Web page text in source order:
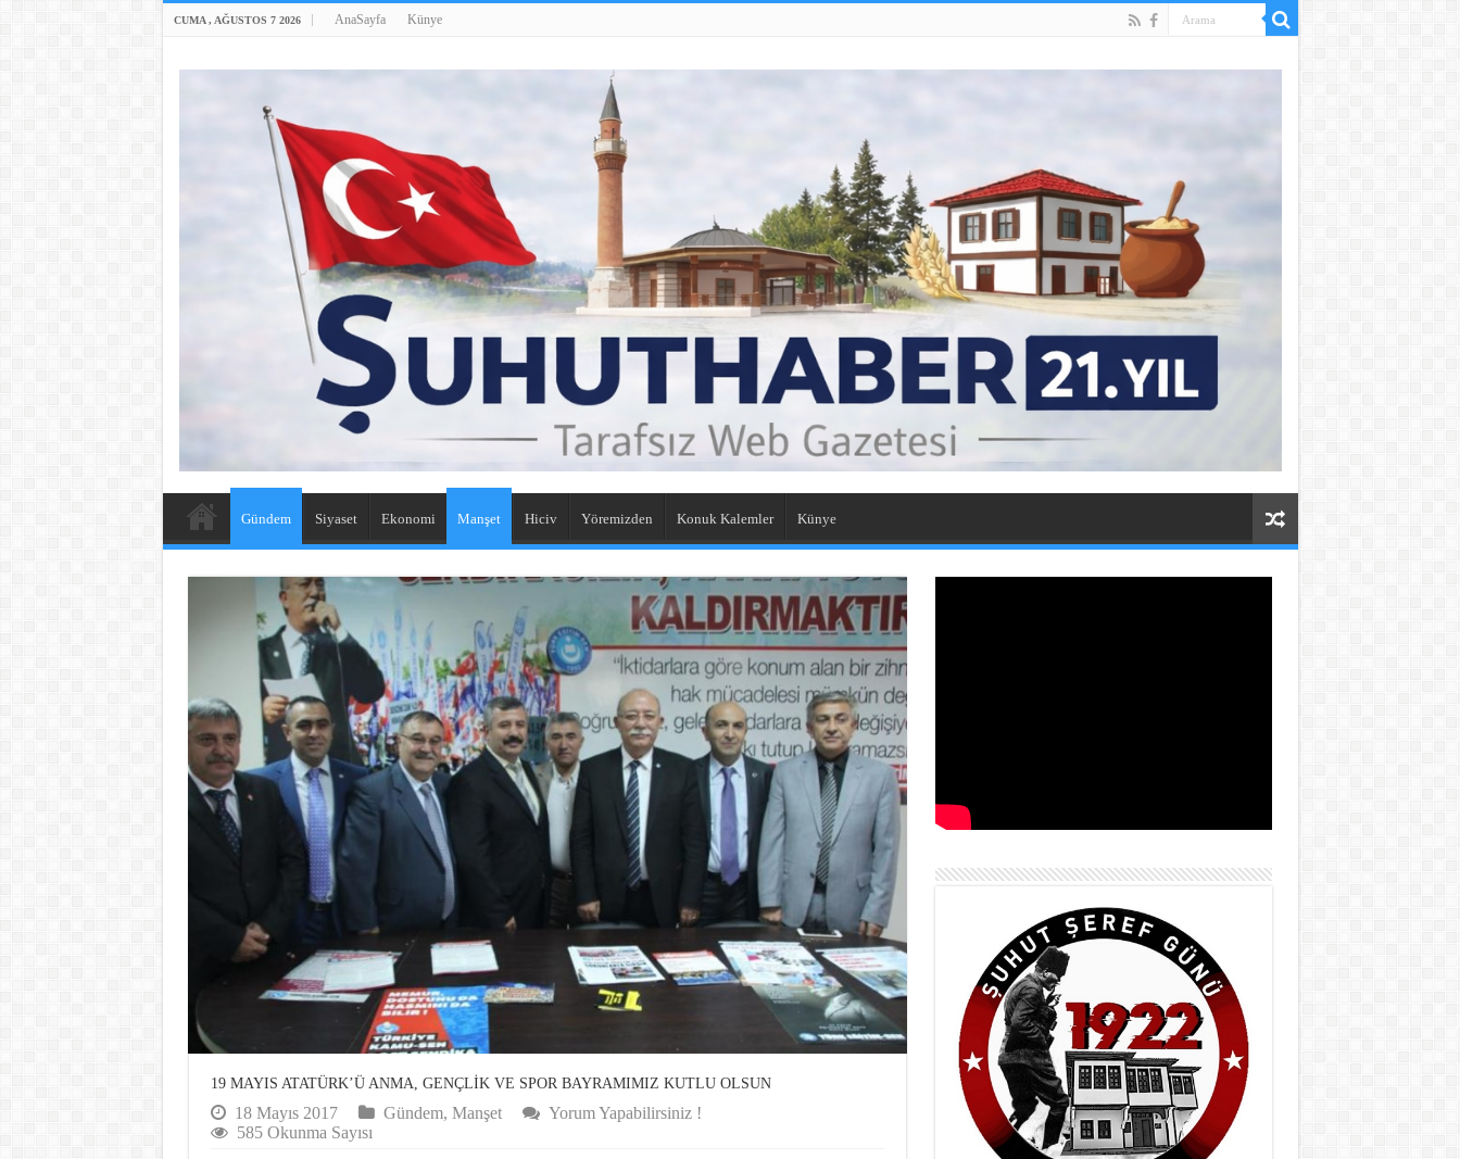
CUMA , AĞUSTOS 7 2026 AnaSayfa Künye
Gündem Siyaset Ekonomi Manşet Hiciv Yöremizden Konuk Kalemler Künye
19 MAYIS ATATÜRK’Ü ANMA, GENÇLİK VE SPOR BAYRAMIMIZ KUTLU OLSUN
18 Mayıs 2017 Gündem, Manşet
Yorum Yapabilirsiniz !
585 Okunma Sayısı